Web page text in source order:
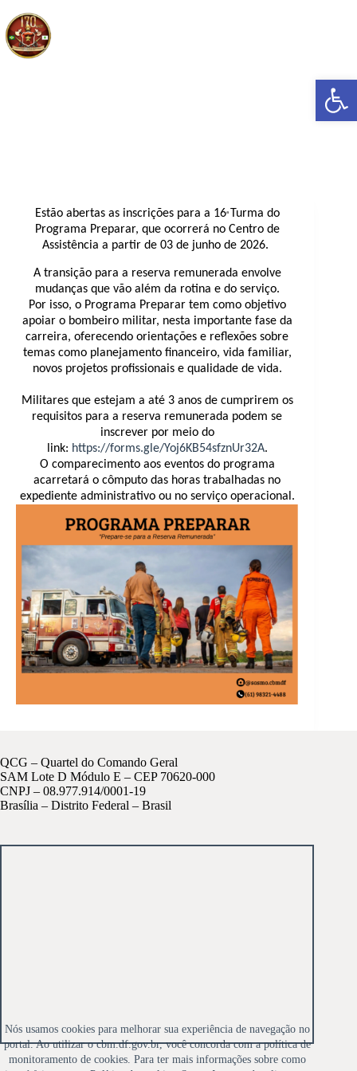
Abrir a barra de ferramentas
para
conteúdo
Nós usamos cookies para melhorar sua experiência de navegação no
portal. Ao utilizar o cbm.df.gov.br, você concorda com a política de
monitoramento de cookies. Para ter mais informações sobre como
Estão abertas as inscrições para a 16ª Turma do
Programa Preparar, que ocorrerá no Centro de
Assistência a partir de 03 de junho de 2026.
A transição para a reserva remunerada envolve
mudanças que vão além da rotina e do serviço.
Por isso, o Programa Preparar tem como objetivo
apoiar o bombeiro militar, nesta importante fase da
carreira, oferecendo orientações e reflexões sobre
temas como planejamento financeiro, vida familiar,
novos projetos profissionais e qualidade de vida.
Militares que estejam a até 3 anos de cumprirem os
requisitos para a reserva remunerada podem se
inscrever por meio do
link: https://forms.gle/Yoj6KB54sfznUr32A.
O comparecimento aos eventos do programa
acarretará o cômputo das horas trabalhadas no
expediente administrativo ou no serviço operacional.
QCG – Quartel do Comando Geral
SAM Lote D Módulo E – CEP 70620-000
CNPJ – 08.977.914/0001-19
Brasília – Distrito Federal – Brasil